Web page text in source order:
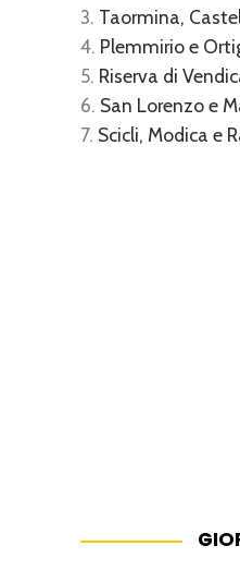
Taormina,
Plemmirio e
Riserva di
San Lorenzo e
Scicli, Modica e